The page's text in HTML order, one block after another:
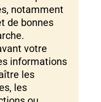
notamment
de bonnes
votre
informations
les
les